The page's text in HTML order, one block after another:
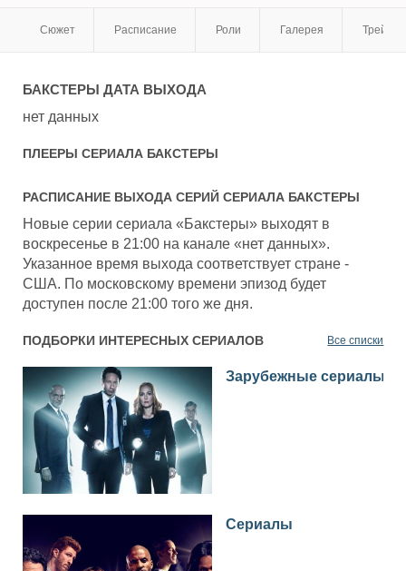
Сюжет Расписание Роли Галерея
БАКСТЕРЫ ДАТА ВЫХОДА
нет данных
ПЛЕЕРЫ СЕРИАЛА БАКСТЕРЫ
РАСПИСАНИЕ ВЫХОДА СЕРИЙ СЕРИАЛА БАКСТЕРЫ
Новые серии сериала «Бакстеры» выходят в
воскресенье в 21:00 на канале «нет данных».
Указанное время выхода соответствует стране -
США. По московскому времени эпизод будет
доступен после 21:00 того же дня.
ПОДБОРКИ ИНТЕРЕСНЫХ СЕРИАЛОВ Все списки
Зарубежные сериалы
Сериалы